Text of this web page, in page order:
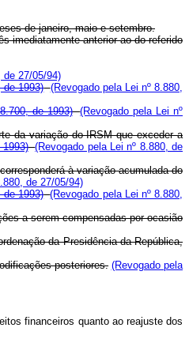
de janeiro, maio e setembro.
imediatamente anterior ao do referido
de 27/05/94)
de 1993) (Revogado pela Lei nº 8.880,
de 1993)
(Revogado pela Lei nº
da variação do IRSM que exceder a
(Revogado pela Lei nº 8.880, de
à variação acumulada do
de 27/05/94)
de 1993) (Revogado pela Lei nº 8.880,
a serem compensadas por ocasião
da Presidência da República,
posteriores. (Revogado pela
financeiros quanto ao reajuste dos